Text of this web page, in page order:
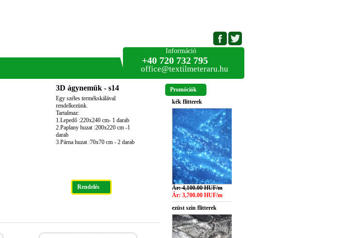
Információ
+40 720 732 795
office@textilmeteraru.hu
3D ágynemük - s14
Egy széles termékskálával
rendelkezünk.
Tartalmaz:
1.Lepedő :220x240 cm- 1 darab
2.Paplany huzat :200x220 cm -1
darab
3.Párna huzat :70x70 cm - 2 darab
Rendelés
Promóciók
kék flitterek
Ár: 4,100.00 HUF/m
Ár: 3,700.00 HUF/m
ezüst szin flitterek